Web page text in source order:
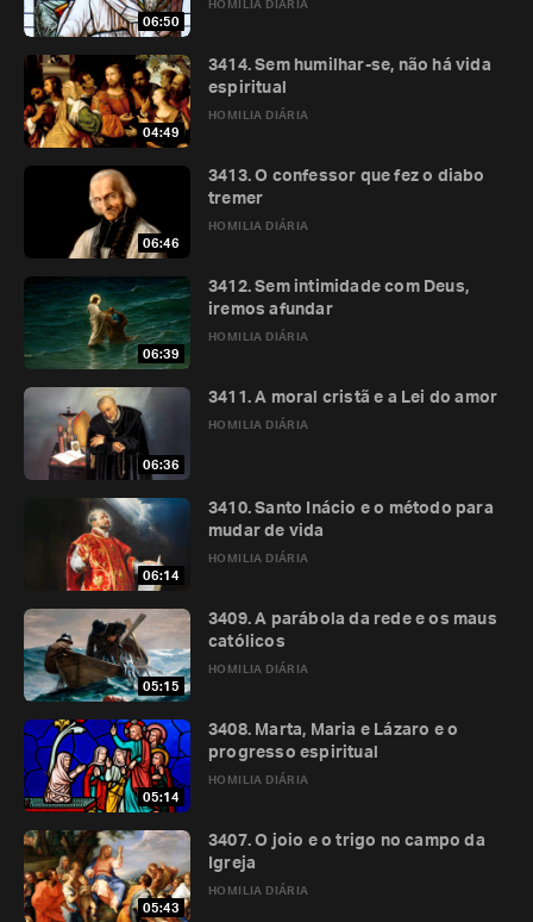
06:50
HOMILIA DIÁRIA
04:49
HOMILIA DIÁRIA
3414. Sem humilhar-se, não há vida
espiritual
06:46
HOMILIA DIÁRIA
3413. O confessor que fez o diabo
tremer
06:39
HOMILIA DIÁRIA
3412. Sem intimidade com Deus,
iremos afundar
06:36
HOMILIA DIÁRIA
3411. A moral cristã e a Lei do amor
06:14
HOMILIA DIÁRIA
3410. Santo Inácio e o método para
mudar de vida
05:15
HOMILIA DIÁRIA
3409. A parábola da rede e os maus
católicos
05:14
HOMILIA DIÁRIA
3408. Marta, Maria e Lázaro e o
progresso espiritual
05:43
HOMILIA DIÁRIA
3407. O joio e o trigo no campo da
Igreja